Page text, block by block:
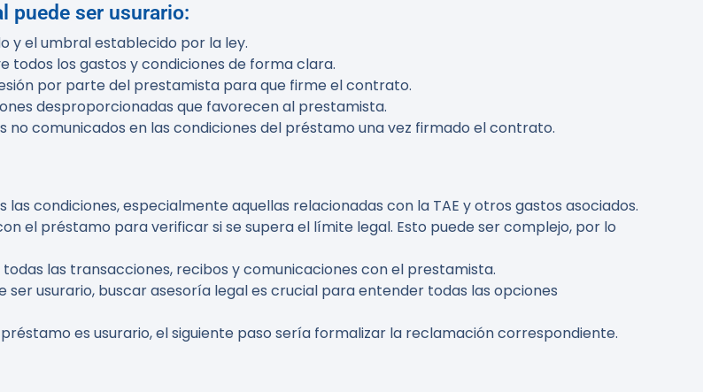
puede ser usurario:
y el umbral establecido por la ley.
todos los gastos y condiciones de forma clara.
por parte del prestamista para que firme el contrato.
desproporcionadas que favorecen al prestamista.
no comunicados en las condiciones del préstamo una vez firmado el contrato.
condiciones, especialmente aquellas relacionadas con la TAE y otros gastos asociados.
el préstamo para verificar si se supera el límite legal. Esto puede ser complejo, por lo
las transacciones, recibos y comunicaciones con el prestamista.
ser usurario, buscar asesoría legal es crucial para entender todas las opciones
es usurario, el siguiente paso sería formalizar la reclamación correspondiente.